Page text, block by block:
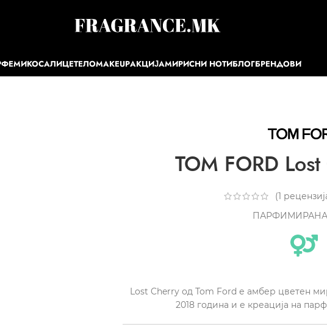
КОСАЛИЦЕТЕЛОMAKEUPАКЦИЈАМИРИСНИ НОТИБЛОГБРЕНДОВИ
TOM FORD
(1
Lost Cherry од Tom Ford е амбер цветен
2018 година и е креација на